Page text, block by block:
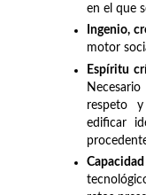
en el que
Ingenio,
motor
Espíritu
respeto
edificar